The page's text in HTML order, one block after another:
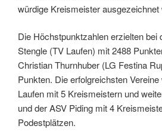
würdige Kreismeister ausgezeichnet
Die Höchstpunktzahlen erzielten bei
Stengle (TV Laufen) mit 2488
Christian Thurnhuber (LG Festina
Punkten. Die erfolgreichsten
Laufen mit 5 Kreismeistern und
und der ASV Piding mit 4
Podestplätzen.